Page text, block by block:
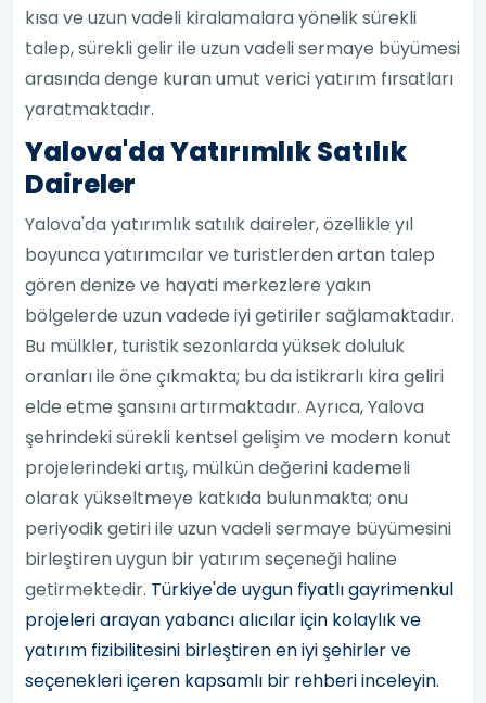
kısa ve uzun vadeli kiralamalara yönelik sürekli
talep, sürekli gelir ile uzun vadeli sermaye büyümesi
arasında denge kuran umut verici yatırım fırsatları
yaratmaktadır.
Yalova'da Yatırımlık Satılık
Daireler
Yalova'da yatırımlık satılık daireler, özellikle yıl
boyunca yatırımcılar ve turistlerden artan talep
gören denize ve hayati merkezlere yakın
bölgelerde uzun vadede iyi getiriler sağlamaktadır.
Bu mülkler, turistik sezonlarda yüksek doluluk
oranları ile öne çıkmakta; bu da istikrarlı kira geliri
elde etme şansını artırmaktadır. Ayrıca, Yalova
şehrindeki sürekli kentsel gelişim ve modern konut
projelerindeki artış, mülkün değerini kademeli
olarak yükseltmeye katkıda bulunmakta; onu
periyodik getiri ile uzun vadeli sermaye büyümesini
birleştiren uygun bir yatırım seçeneği haline
getirmektedir. Türkiye'de uygun fiyatlı gayrimenkul
projeleri arayan yabancı alıcılar için kolaylık ve
yatırım fizibilitesini birleştiren en iyi şehirler ve
seçenekleri içeren kapsamlı bir rehberi inceleyin.